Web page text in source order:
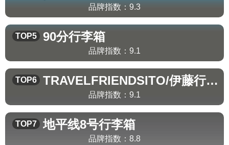
品牌指数： 9.3
TOP5 90分行李箱
品牌指数： 9.1
TOP6 TRAVELFRIENDSITO/伊藤行李箱
品牌指数： 9.1
TOP7 地平线8号行李箱
品牌指数： 8.8